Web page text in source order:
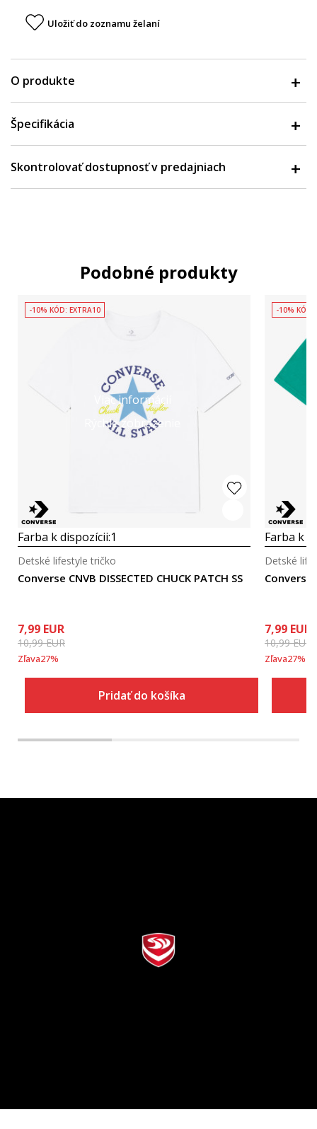
Uložiť do zoznamu želaní
O produkte
Špecifikácia
Skontrolovať dostupnosť v predajniach
Podobné produkty
Viac informácií
Rýchle zobrazenie
-10% KÓD: EXTRA10
Farba k dispozícii:1
Converse CNVB DISSECTED CHUCK PATCH SS
Detské lifestyle tričko
7,99 EUR
10,99EUR
Zľava27%
Pridať do košíka
-10% KÓD:
Farba k
Converse
Detské
7,99 EUR
10,99EUR
Zľava27%